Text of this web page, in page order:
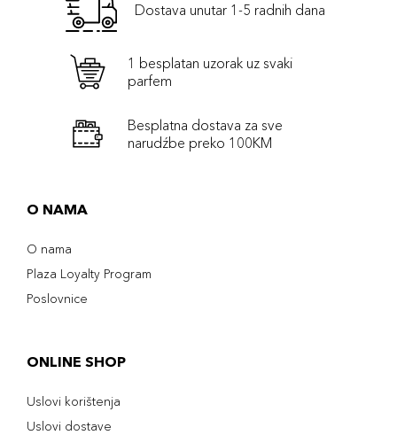
Dostava unutar 1-5 radnih dana
1 besplatan uzorak uz svaki
parfem
Besplatna dostava za sve
narudźbe preko 100KM
O NAMA
O nama
Plaza Loyalty Program
Poslovnice
ONLINE SHOP
Uslovi korištenja
Uslovi dostave